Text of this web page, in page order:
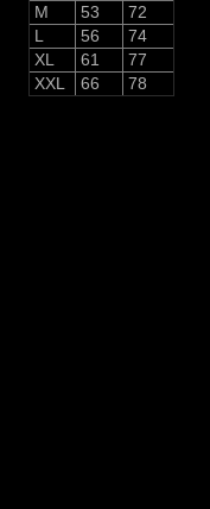
M
53
72
L
56
74
XL
61
77
XXL
66 78